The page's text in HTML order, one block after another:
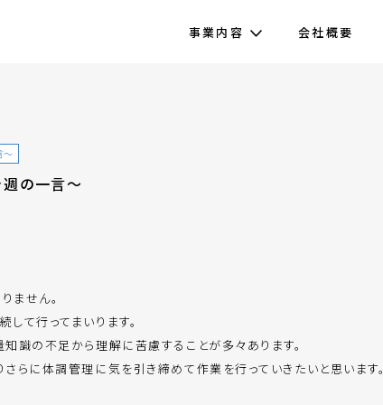
事業内容 会社概要
～
の一言～
ません。
て行ってまいります。
識の不足から理解に苦慮することが多々あります。
らに体調管理に気を引き締めて作業を行っていきたいと思います。